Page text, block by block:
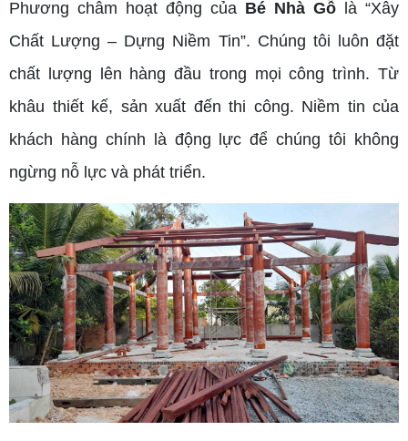
Phương châm hoạt động của Bé Nhà Gỗ
là “Xây
Chất Lượng – Dựng Niềm Tin”. Chúng tôi luôn đặt
chất lượng lên hàng đầu trong mọi công trình. Từ
khâu thiết kế, sản xuất đến thi công. Niềm tin của
khách hàng chính là động lực để chúng tôi không
ngừng nỗ lực và phát triển.